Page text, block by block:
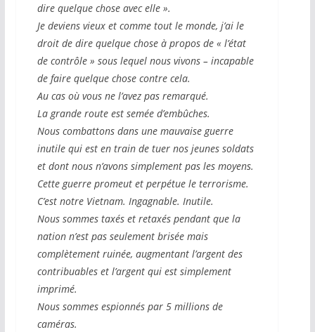
dire quelque chose avec elle ».
Je deviens vieux et comme tout le monde, j’ai le
droit de dire quelque chose à propos de « l’état
de contrôle » sous lequel nous vivons – incapable
de faire quelque chose contre cela.
Au cas où vous ne l’avez pas remarqué.
La grande route est semée d’embûches.
Nous combattons dans une mauvaise guerre
inutile qui est en train de tuer nos jeunes soldats
et dont nous n’avons simplement pas les moyens.
Cette guerre promeut et perpétue le terrorisme.
C’est notre Vietnam. Ingagnable. Inutile.
Nous sommes taxés et retaxés pendant que la
nation n’est pas seulement brisée mais
complètement ruinée, augmentant l’argent des
contribuables et l’argent qui est simplement
imprimé.
Nous sommes espionnés par 5 millions de
caméras.